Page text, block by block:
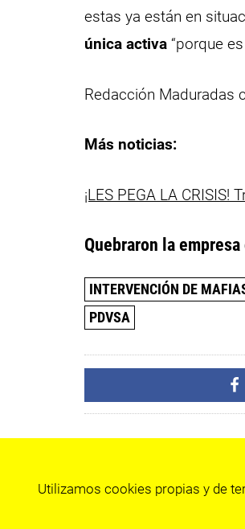
estas ya están en
única activa “porque
Redacción Maduradas
Más noticias:
¡LES PEGA LA
Quebraron la
INTERVENCIÓN DE
PDVSA
Utilizamos cookies propias y de